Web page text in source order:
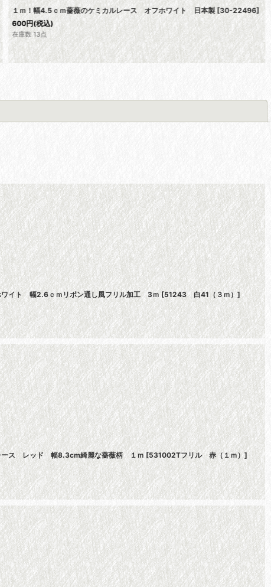
１ｍ！幅4.5ｃｍ薔薇のケミカルレース オフホワイト 日本製 [30-22496]
600円(税込)
在庫数 13点
ワイト 幅2.6ｃｍリボン通し風フリル加工 3ｍ [51243 白41（３ｍ）]
ース レッド 幅8.3cm綺麗な薔薇柄 １ｍ[531002Tフリル 赤（１ｍ）]